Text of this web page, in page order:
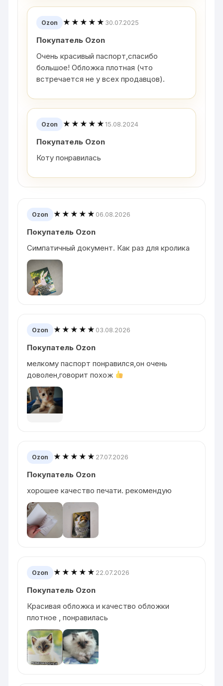
Ozon ★★★★★ 30.07.2025
Покупатель Ozon
Очень красивый паспорт,спасибо
большое! Обложка плотная (что
встречается не у всех продавцов).
Ozon ★★★★★15.08.2024
Покупатель Ozon
Коту понравилась
Ozon ★★★★★ 06.08.2026
Покупатель Ozon
Симпатичный документ. Как раз для кролика
Ozon ★★★★★ 03.08.2026
Покупатель Ozon
мелкому паспорт понравился,он очень
доволен,говорит похож
Ozon ★★★★★ 27.07.2026
Покупатель Ozon
хорошее качество печати. рекомендую
Ozon ★★★★★ 22.07.2026
Покупатель Ozon
Красивая обложка и качество обложки
плотное , понравилась